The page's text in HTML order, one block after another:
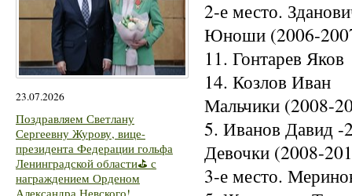
23.07.2026
Поздравляем Светлану
Сергеевну Журову, вице-
президента Федерации гольфа
Ленинградской области⛳ с
награждением Орденом
2-е место.
Юноши (2006-
11. Гонтарев
14. Козлов
Мальчики (2008-
5. Иванов Давид -
Девочки (2008-
3-е место.